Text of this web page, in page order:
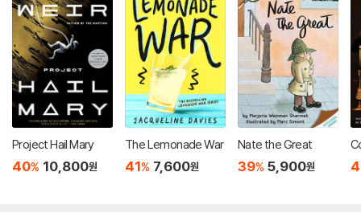
Project Hail Mary
40% 10,800원
The Lemonade War
41% 7,600원
Nate the Great
39% 5,900원